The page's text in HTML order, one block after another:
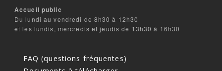
Accueil public
Du lundi au vendredi de 8h30 à 12h30
et les lundis, mercredis et jeudis de 13h30 à 16h30
FAQ (questions fréquentes)